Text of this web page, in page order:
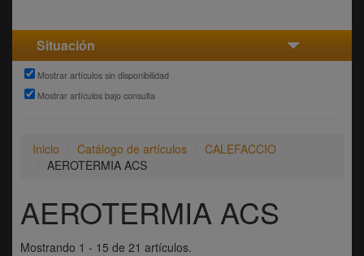
Situación
Mostrar artículos sin disponibilidad
Mostrar artículos bajo consulta
Inicio Catálogo de artículos
CALEFACCIO
AEROTERMIA ACS
AEROTERMIA ACS
Mostrando 1 - 15 de 21 artículos.